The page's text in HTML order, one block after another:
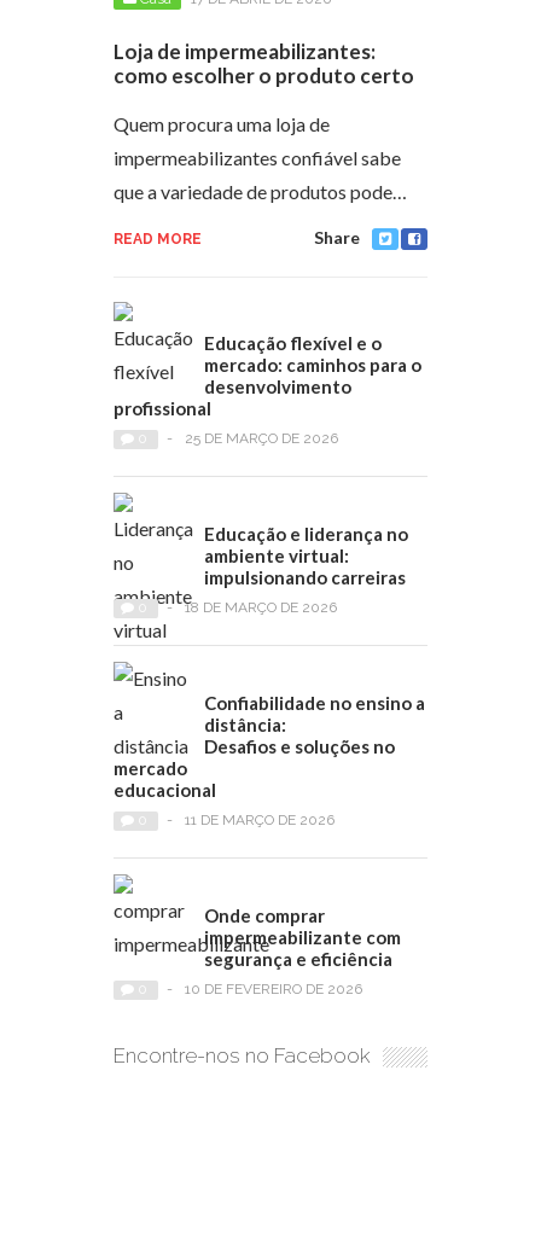
Loja de impermeabilizantes:
como escolher o produto certo
Quem procura uma loja de
impermeabilizantes confiável sabe
que a variedade de produtos pode…
READ MORE Share
Educação flexível e o
mercado: caminhos para o
desenvolvimento
profissional
- 25 DE MARÇO DE 2026
Educação e liderança no
ambiente virtual:
impulsionando carreiras
- 18 DE MARÇO DE 2026
Confiabilidade no ensino a
distância:
Desafios e soluções no
mercado
educacional
- 11 DE MARÇO DE 2026
Onde comprar
impermeabilizante com
segurança e eficiência
- 10 DE FEVEREIRO DE 2026
Encontre-nos no Facebook